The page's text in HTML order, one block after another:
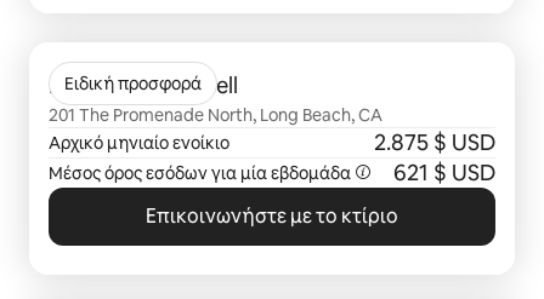
Ειδική προσφορά
Broadstone Inkwell
201 The Promenade North, Long Beach, CA
Αρχικό μηνιαίο ενοίκιο
2.875 $ USD
Μέσος όρος εσόδων για μίαεβδομάδα 621 $ USD
Επικοινωνήστε με το κτίριο